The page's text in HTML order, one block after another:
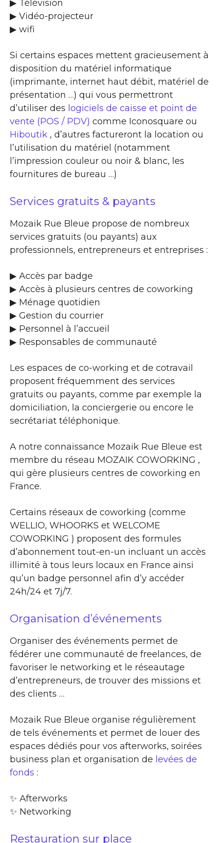
▶ Télévision
▶ Vidéo-projecteur
▶ wifi
Si certains espaces mettent gracieusement à
disposition du matériel informatique
(imprimante, internet haut débit, matériel de
présentation …) qui vous permettront
d’utiliser des logiciels de caisse et point de
vente (POS / PDV) comme Iconosquare ou
Hiboutik , d’autres factureront la location ou
l’utilisation du matériel (notamment
l’impression couleur ou noir & blanc, les
fournitures de bureau …)
Services gratuits & payants
Mozaik Rue Bleue propose de nombreux
services gratuits (ou payants) aux
professionnels, entrepreneurs et entreprises :
▶​ Accès par badge
▶​ Accès à plusieurs centres de coworking
▶​ Ménage quotidien
▶​ Gestion du courrier
▶​ Personnel à l’accueil
▶​ Responsables de communauté
Les espaces de co-working et de cotravail
proposent fréquemment des services
gratuits ou payants, comme par exemple la
domiciliation, la conciergerie ou encore le
secrétariat téléphonique.
A notre connaissance Mozaik Rue Bleue est
membre du réseau MOZAIK COWORKING ,
qui gère plusieurs centres de coworking en
France.
Certains réseaux de coworking (comme
WELLIO, WHOORKS et WELCOME
COWORKING ) proposent des formules
d’abonnement tout-en-un incluant un accès
illimité à tous leurs locaux en France ainsi
qu’un badge personnel afin d’y accéder
24h/24 et 7j/7.
Organisation d’événements
Organiser des événements permet de
fédérer une communauté de freelances, de
favoriser le networking et le réseautage
d’entrepreneurs, de trouver des missions et
des clients …
Mozaik Rue Bleue organise régulièrement
de tels événements et permet de louer des
espaces dédiés pour vos afterworks, soirées
business plan et organisation de levées de
fonds :
✨​ Afterworks
✨​ Networking
Restauration sur place